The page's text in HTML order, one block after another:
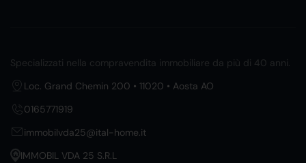
Specializzati nella compravendita immobiliare da più di 40 anni.
Loc. Grand Chemin 200 • 11020 • Aosta AO
0165771919
immobilvda25@ital-home.it
IMMOBIL VDA 25 S.R.L